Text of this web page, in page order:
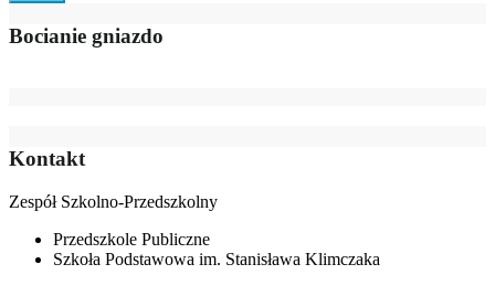
Bocianie gniazdo
Kontakt
Zespół Szkolno-Przedszkolny
Przedszkole Publiczne
Szkoła Podstawowa im. Stanisława Klimczaka